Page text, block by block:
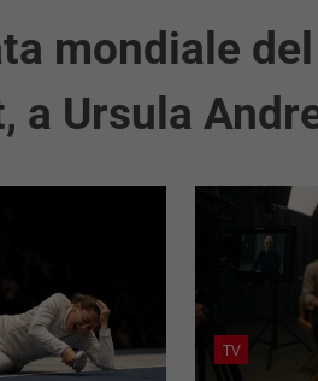
mondiale
a Ursula
TV